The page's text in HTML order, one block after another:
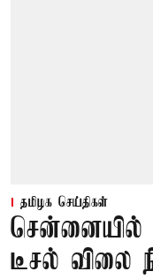
தமிழக செய்திகள்
டீசல் விலை